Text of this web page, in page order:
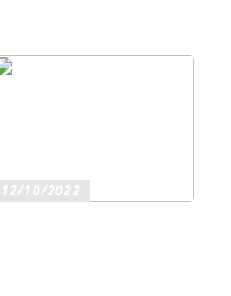
12/10/2022